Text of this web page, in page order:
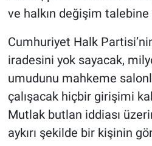
ve halkın değişim talebine
Cumhuriyet Halk
iradesini yok sayacak,
umudunu mahkeme
çalışacak hiçbir girişimi
Mutlak butlan iddiası
aykırı şekilde bir kişinin